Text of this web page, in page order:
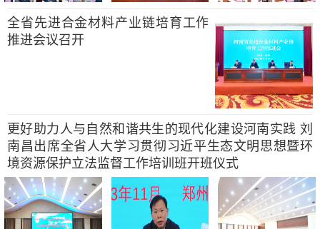
全省先进合金材料产业链培育工作
推进会议召开
更好助力人与自然和谐共生的现代化建设河南实践 刘
南昌出席全省人大学习贯彻习近平生态文明思想暨环
境资源保护立法监督工作培训班开班仪式